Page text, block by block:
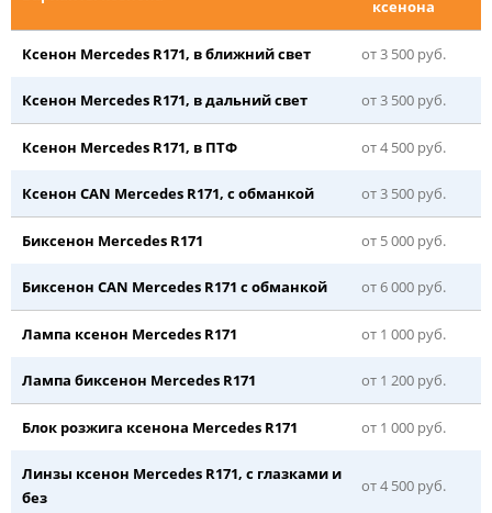
ксенона
Ксенон Mercedes R171, в ближний свет от 3 500 руб.
Ксенон Mercedes R171, в дальний свет от 3 500 руб.
Ксенон Mercedes R171, в ПТФ от 4 500 руб.
Ксенон CAN Mercedes R171, с обманкой от 3 500 руб.
Биксенон Mercedes R171 от 5 000 руб.
Биксенон CAN Mercedes R171 с обманкой от 6 000 руб.
Лампа ксенон Mercedes R171 от 1 000 руб.
Лампа биксенон Mercedes R171 от 1 200 руб.
Блок розжига ксенона Mercedes R171 от 1 000 руб.
Линзы ксенон Mercedes R171, с глазками и
без
от 4 500 руб.